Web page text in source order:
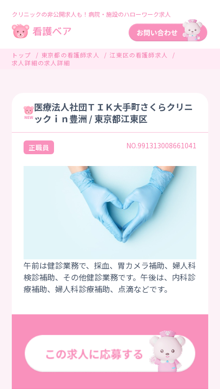
クリニックの非公開求人も！病院・施設のハローワーク求人
トップ 東京都の看護師求人
江東区の看護師求人
求人詳細の求人詳細
医療法人社団ＴＩＫ大手町さくらクリニ
ックｉｎ豊洲 / 東京都江東区
正職員 NO.991313008661041
午前は健診業務で、採血、胃カメラ補助、婦人科
検診補助、その他健診業務です。午後は、内科診